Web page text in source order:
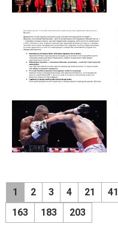
1 2 3 4 21 41
163
183 203